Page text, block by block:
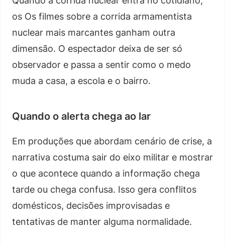
os Os filmes sobre a corrida armamentista
nuclear mais marcantes ganham outra
dimensão. O espectador deixa de ser só
observador e passa a sentir como o medo
muda a casa, a escola e o bairro.
Quando o alerta chega ao lar
Em produções que abordam cenário de crise, a
narrativa costuma sair do eixo militar e mostrar
o que acontece quando a informação chega
tarde ou chega confusa. Isso gera conflitos
domésticos, decisões improvisadas e
tentativas de manter alguma normalidade.